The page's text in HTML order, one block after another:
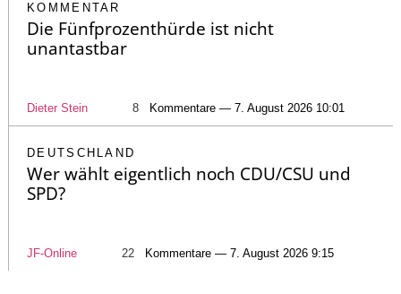
KOMMENTAR
Die Fünfprozenthürde ist nicht
unantastbar
Dieter Stein 8 Kommentare — 7. August 2026 10:01
DEUTSCHLAND
Wer wählt eigentlich noch CDU/CSU und
SPD?
JF-Online 22 Kommentare — 7. August 2026 9:15